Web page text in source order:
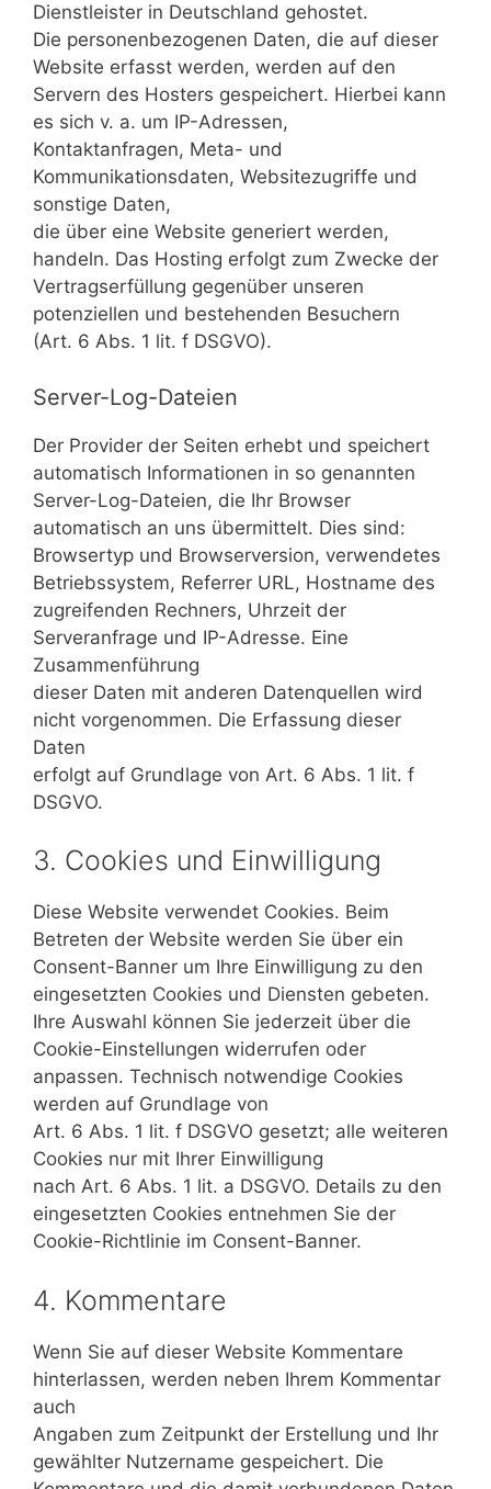
Dienstleister in Deutschland gehostet.
Die personenbezogenen Daten, die auf dieser
Website erfasst werden, werden auf den
Servern des Hosters gespeichert. Hierbei kann
es sich v. a. um IP-Adressen,
Kontaktanfragen, Meta- und
Kommunikationsdaten, Websitezugriffe und
sonstige Daten,
die über eine Website generiert werden,
handeln. Das Hosting erfolgt zum Zwecke der
Vertragserfüllung gegenüber unseren
potenziellen und bestehenden Besuchern
(Art. 6 Abs. 1 lit. f DSGVO).
Server-Log-Dateien
Der Provider der Seiten erhebt und speichert
automatisch Informationen in so genannten
Server-Log-Dateien, die Ihr Browser
automatisch an uns übermittelt. Dies sind:
Browsertyp und Browserversion, verwendetes
Betriebssystem, Referrer URL, Hostname des
zugreifenden Rechners, Uhrzeit der
Serveranfrage und IP-Adresse. Eine
Zusammenführung
dieser Daten mit anderen Datenquellen wird
nicht vorgenommen. Die Erfassung dieser
Daten
erfolgt auf Grundlage von Art. 6 Abs. 1 lit. f
DSGVO.
3. Cookies und Einwilligung
Diese Website verwendet Cookies. Beim
Betreten der Website werden Sie über ein
Consent-Banner um Ihre Einwilligung zu den
eingesetzten Cookies und Diensten gebeten.
Ihre Auswahl können Sie jederzeit über die
Cookie-Einstellungen widerrufen oder
anpassen. Technisch notwendige Cookies
werden auf Grundlage von
Art. 6 Abs. 1 lit. f DSGVO gesetzt; alle weiteren
Cookies nur mit Ihrer Einwilligung
nach Art. 6 Abs. 1 lit. a DSGVO. Details zu den
eingesetzten Cookies entnehmen Sie der
Cookie-Richtlinie im Consent-Banner.
4. Kommentare
Wenn Sie auf dieser Website Kommentare
hinterlassen, werden neben Ihrem Kommentar
auch
Angaben zum Zeitpunkt der Erstellung und Ihr
gewählter Nutzername gespeichert. Die